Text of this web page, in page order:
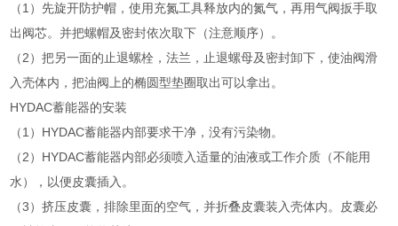
（1）先旋开防护帽，使用充氮工具释放内的氮气，再用气阀扳手取
出阀芯。并把螺帽及密封依次取下（注意顺序）。
（2）把另一面的止退螺栓，法兰，止退螺母及密封卸下，使油阀滑
入壳体内，把油阀上的椭圆型垫圈取出可以拿出。
HYDAC蓄能器的安装
（1）HYDAC蓄能器内部要求干净，没有污染物。
（2）HYDAC蓄能器内部必须喷入适量的油液或工作介质（不能用
水），以便皮囊插入。
（3）挤压皮囊，排除里面的空气，并折叠皮囊装入壳体内。皮囊必